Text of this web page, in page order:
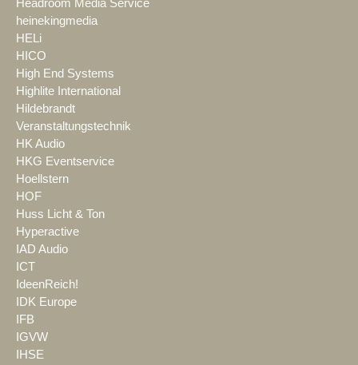
Headroom Media Service
heinekingmedia
HELi
HICO
High End Systems
Highlite International
Hildebrandt
Veranstaltungstechnik
HK Audio
HKG Eventservice
Hoellstern
HOF
Huss Licht & Ton
Hyperactive
IAD Audio
ICT
IdeenReich!
IDK Europe
IFB
IGVW
IHSE